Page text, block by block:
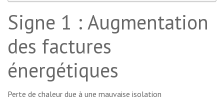
Signe 1 : Augmentation
des factures
énergétiques
Perte de chaleur due à une mauvaise isolation